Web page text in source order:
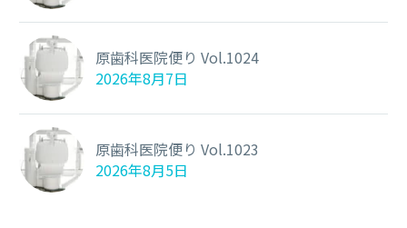
原歯科医院便り Vol.1024
2026年8月7日
原歯科医院便り Vol.1023
2026年8月5日